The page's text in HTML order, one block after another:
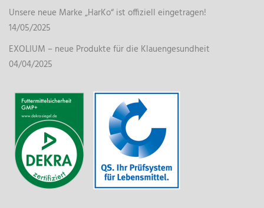
Unsere neue Marke „HarKo“ ist offiziell eingetragen!
14/05/2025
EXOLIUM – neue Produkte für die Klauengesundheit
04/04/2025